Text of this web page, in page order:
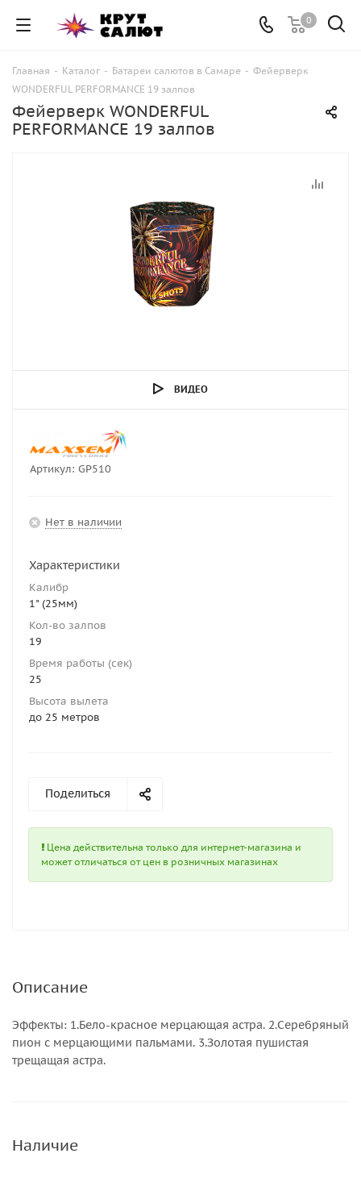
0
Главная - Каталог - Батареи салютов в Самаре - Фейерверк
WONDERFUL PERFORMANCE 19 залпов
Фейерверк WONDERFUL
PERFORMANCE 19 залпов
ВИДЕО
Артикул: GP510
Нет в наличии
Характеристики
Калибр
1" (25мм)
Кол-во залпов
19
Время работы (сек)
25
Высота вылета
до 25 метров
Поделиться
Цена действительна только для интернет-магазина и
может отличаться от цен в розничных магазинах
Описание
Эффекты: 1.Бело-красное мерцающая астра. 2.Серебряный
пион с мерцающими пальмами. 3.Золотая пушистая
трещащая астра.
Наличие